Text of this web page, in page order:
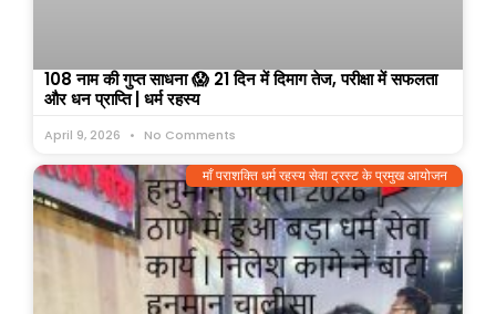
108 नाम की गुप्त साधना 😱 21 दिन में दिमाग तेज, परीक्षा में सफलता
और धन प्राप्ति | धर्म रहस्य
April 9, 2026 No Comments
माँ पराशक्ति धर्म रहस्य सेवा ट्रस्ट के प्रमुख आयोजन